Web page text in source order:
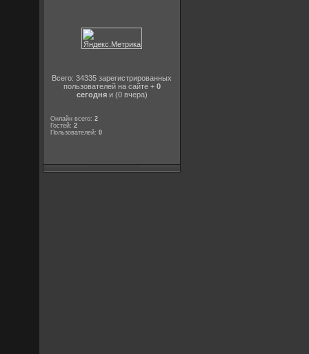
Всего: 34335 зарегистрированных
пользователей на сайте + 0
сегодняи (0 вчера)
Онлайн всего:2
Гостей:2
Пользователей:0